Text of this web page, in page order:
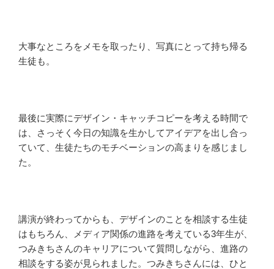
大事なところをメモを取ったり、写真にとって持ち帰る
生徒も。
最後に実際にデザイン・キャッチコピーを考える時間で
は、さっそく今日の知識を生かしてアイデアを出し合っ
ていて、生徒たちのモチベーションの高まりを感じまし
た。
講演が終わってからも、デザインのことを相談する生徒
はもちろん、メディア関係の進路を考えている3年生が、
つみきちさんのキャリアについて質問しながら、進路の
相談をする姿が見られました。つみきちさんには、ひと